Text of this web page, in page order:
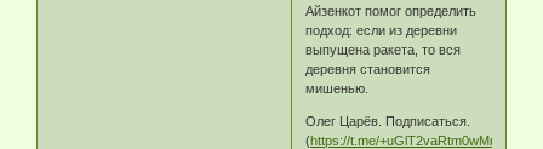
Айзенкот помог определить
подход: если из деревни
выпущена ракета, то вся
деревня становится
мишенью.
Олег Царёв. Подписаться.
(https://t.me/+uGlT2vaRtm0wMmM6